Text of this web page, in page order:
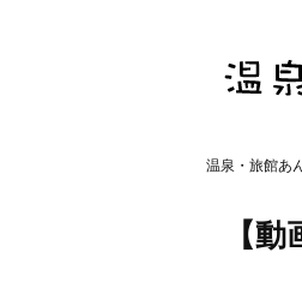
温泉・旅館あ
【